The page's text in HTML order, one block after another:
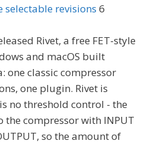
selectable revisions 6
Rivet, a free FET-style
and macOS built
one classic compressor
one plugin. Rivet is
no threshold control - the
the compressor with INPUT
so the amount of